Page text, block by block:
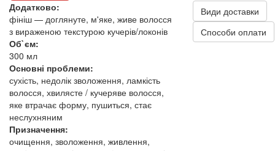
Додатково:
фініш — доглянуте, м'яке, живе волосся
з вираженою текстурою кучерів/локонів
Об`єм:
300 мл
Основні проблеми:
сухість, недолік зволоження, ламкість
волосся, хвилясте / кучеряве волосся,
яке втрачає форму, пушиться, стає
неслухняним
Призначення:
очищення, зволоження, живлення,
Види доставки
Способи оплати